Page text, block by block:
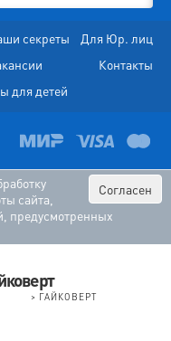
секреты
Для Юр. лиц
Контакты
для детей
Согласен
сайта,
предусмотренных
> ГАЙКОВЕРТ